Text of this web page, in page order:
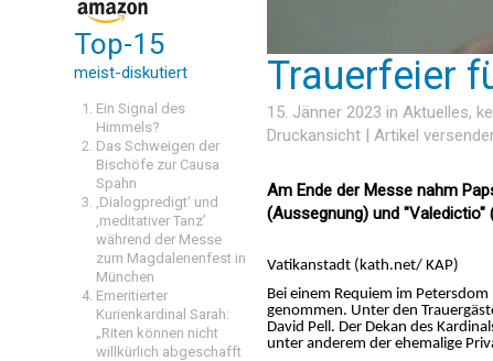
Top-15
meist-diskutiert
Ein Signal des
Himmels?
Das Schweigen der
Bischöfe zur Causa
Spahn
‚Dialogpredigt‘ und
‚meditativer Tanz’
während der Messe
zum Magdalenenfest in
München
Emeritierter
Kurienkardinal Sarah:
„Riten können nicht
willkürlich abgeschafft
Trauerfeier
15. Jänner 2023 in Aktuelles,
Druckansicht | Artikel
Am Ende der Messe nahm
(Aussegnung) und "Valedictio"
Vatikanstadt (kath.net/ KAP)
Bei einem Requiem im
genommen. Unter den
David Pell. Der Dekan des
unter anderem der ehemalige